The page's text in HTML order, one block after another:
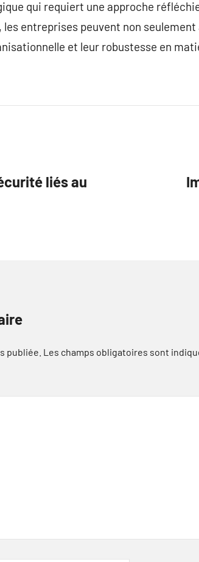
qui requiert une approche
entreprises peuvent non
et leur robustesse en
liés au
publiée. Les champs obligatoires sont